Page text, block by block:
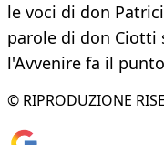
le voci di don
parole di don Ciotti
l'Avvenire fa il
© RIPRODUZIONE